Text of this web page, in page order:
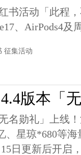
书活动「此程
、AirPods4及
征集活动
版本「
名勋礼」上线
、星琼*680等
日更新后开启